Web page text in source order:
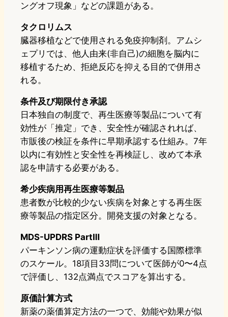
ングオフ現象」などの課題がある。
タクロリムス
臓器移植などで使用される免疫抑制剤。アムシ
ェプリでは、他人由来(非自己)の細胞を脳内に
移植するため、拒絶反応を抑える目的で併用さ
れる。
条件及び期限付き承認
日本独自の制度で、再生医療等製品について有
効性が「推定」でき、安全性が確認されれば、
市販後の検証を条件に早期承認する仕組み。7年
以内に有効性と安全性を再検証し、改めて本承
認を申請する必要がある。
希少疾病用再生医療等製品
患者数が比較的少ない疾病を対象とする再生医
療等製品の指定区分。開発支援の対象となる。
MDS-UPDRS PartⅢ
パーキンソン病の運動症状を評価する国際標準
のスケール。18項目33問について医師が0〜4点
で評価し、132点満点でスコアを算出する。
原価計算方式
新薬の薬価算定方法の一つで、効能や効果が似